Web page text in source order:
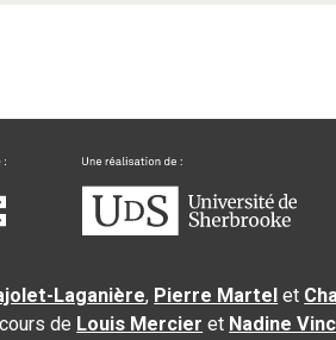
Laganière, Pierre Martel et
de Louis Mercier et Nadine